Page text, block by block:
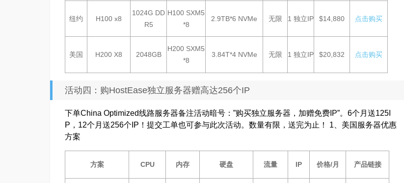
纽约 H100 x8
1024G DD
R5
H100 SXM5
*8
2.9TB*6 NVMe 无限 1 独立IP $14,880 点击购买
美国 H200 X8 2048GB
H200 SXM5
*8
3.84T*4 NVMe 无限 1 独立IP $20,832 点击购买
活动四：购HostEase独立服务器赠高达256个IP
下单China Optimized线路服务器备注活动暗号：”购买独立服务器，加赠免费IP”。6个月送125I
P，12个月送256个IP！提交工单也可参与此次活动。数量有限，送完为止！ 1、美国服务器优惠
方案
方案 CPU 内存 硬盘 流量 IP 价格/月 产品链接